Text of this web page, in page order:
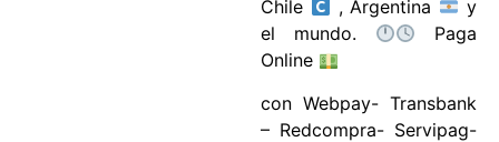
Chile
, Argentina
y
el mundo.
Paga
Online
con Webpay- Transbank
– Redcompra- Servipag-